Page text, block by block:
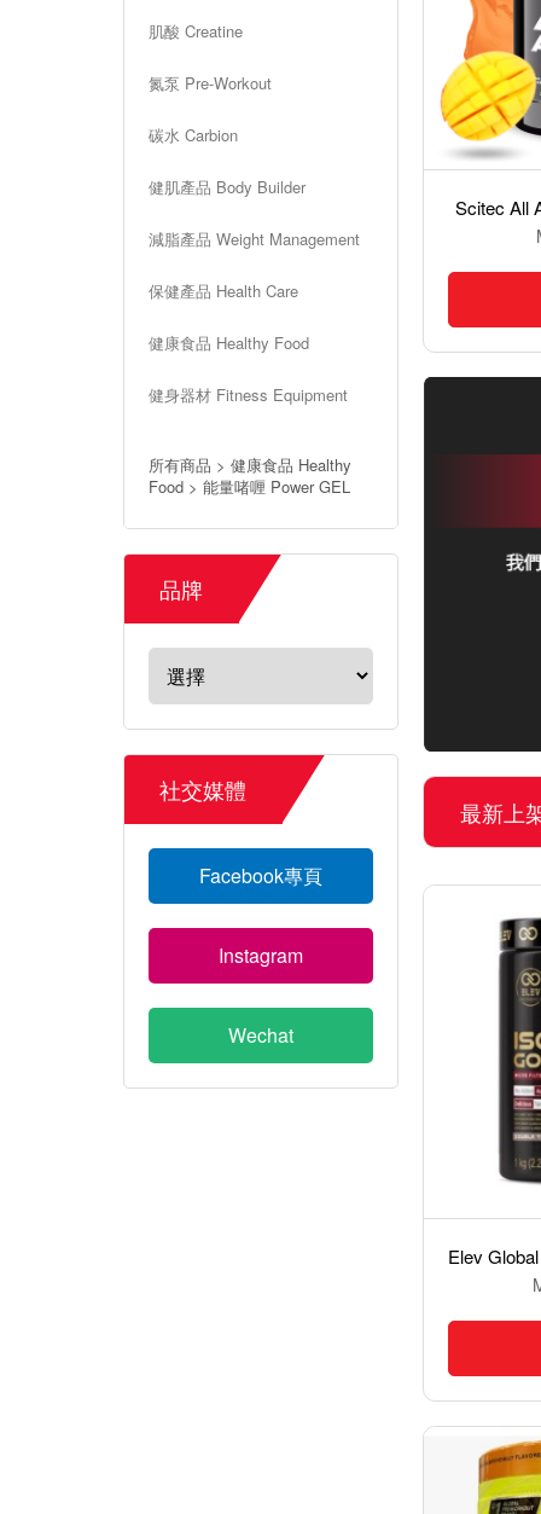
肌酸 Creatine
氮泵 Pre-Workout
碳水 Carbion
健肌產品 Body Builder
減脂產品 Weight Management
保健產品 Health Care
健康食品 Healthy Food
健身器材 Fitness Equipment
所有商品 > 健康食品 Healthy
Food > 能量啫喱 Power GEL
品牌
社交媒體
Facebook專頁
Instagram
Wechat
MOP$1,000.00
加入購物車
Scitec All
最新上